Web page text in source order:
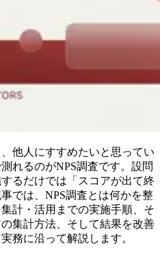
他人にすすめたいと思ってい
れるのがNPS調査です。設問
るだけでは「スコアが出て終
では、NPS調査とは何かを整
計・活用までの実施手順、そ
集計方法、そして結果を改善
務に沿って解説します。